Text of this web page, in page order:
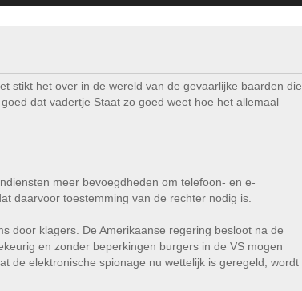
stikt het over in de wereld van de gevaarlijke baarden die
dat vadertje Staat zo goed weet hoe het allemaal
meer bevoegdheden om telefoon- en e-
daarvoor toestemming van de rechter nodig is.
door klagers. De Amerikaanse regering besloot na de
en zonder beperkingen burgers in de VS mogen
de elektronische spionage nu wettelijk is geregeld, wordt